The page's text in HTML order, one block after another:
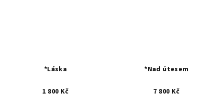
*Láska
1 800 Kč
*Nad útesem
7 800 Kč